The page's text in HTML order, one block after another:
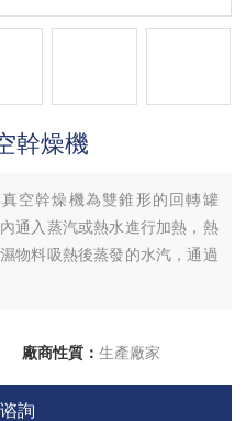
幹燥機
空幹燥機為雙錐形的回轉罐
通入蒸汽或熱水進行加熱，熱
物料吸熱後蒸發的水汽，通過
廠商性質： 生產廠家
詢